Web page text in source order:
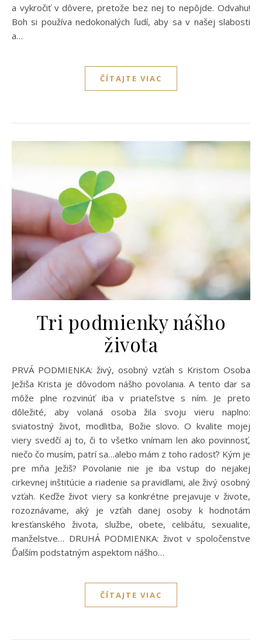
a vykročiť v dôvere, pretože bez nej to nepôjde. Odvahu!
Boh si používa nedokonalých ľudí, aby sa v našej slabosti
a…
ČÍTAJTE VIAC
Tri podmienky nášho
života
PRVÁ PODMIENKA: živý, osobný vzťah s Kristom Osoba
Ježiša Krista je dôvodom nášho povolania. A tento dar sa
môže plne rozvinúť iba v priateľstve s ním. Je preto
dôležité, aby volaná osoba žila svoju vieru naplno:
sviatostný život, modlitba, Božie slovo. O kvalite mojej
viery svedčí aj to, či to všetko vnímam len ako povinnosť,
niečo čo musím, patrí sa…alebo mám z toho radosť? Kým je
pre mňa Ježiš? Povolanie nie je iba vstup do nejakej
cirkevnej inštitúcie a riadenie sa pravidlami, ale živý osobný
vzťah. Keďže život viery sa konkrétne prejavuje v živote,
rozoznávame, aký je vzťah danej osoby k hodnotám
kresťanského života, službe, obete, celibátu, sexualite,
manželstve… DRUHÁ PODMIENKA: život v spoločenstve
Ďalším podstatným aspektom nášho…
ČÍTAJTE VIAC